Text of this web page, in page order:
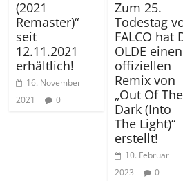
(2021
Remaster)“
seit
12.11.2021
erhältlich!
16. November
2021
0
Zum 25.
Todestag
FALCO hat
OLDE einen
offiziellen
Remix von
„Out Of The
Dark (Into
The Light)“
erstellt!
10. Februar
2023
0